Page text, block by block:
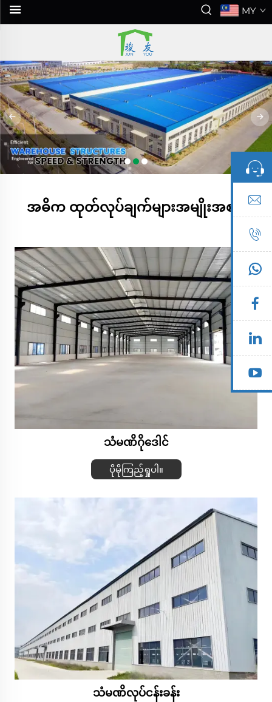
MY
အဓိက ထုတ်လုပ်ချက်များအမျိုးအစား
သံမဏိဂိုဒေါင်
ပိုမိုကြည့်ရှုပါ။
သံမဏိလုပ်ငန်းခန်း